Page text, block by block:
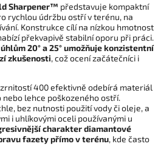
Sharpener™ představuje kompaktní
rychlou údržbu ostří v terénu, na
Konstrukce cílí na nízkou hmotnost
překvapivě stabilní oporu při práci.
20° a 25° umožňuje konzistentní
zkušenosti, což ocení začátečníci i
400 efektivně odebírá materiál
lehce poškozeného ostří.
bez nutnosti použití vody či oleje, a
i uhlíkovými oceli používanými u
charakter diamantové
fazety přímo v terénu, kde často